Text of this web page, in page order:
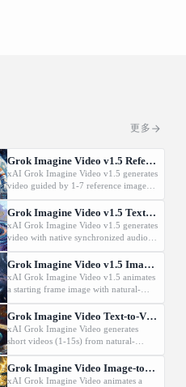
更多
Grok Imagine Video v1.5 Reference-to-Video
xAI Grok Imagine Video v1.5 generates
video guided by 1-7 reference images
plus an optional reference voice, with
native synchronized audio. Up to 15s at
480p or 720p.
Grok Imagine Video v1.5 Text-to-Video
xAI Grok Imagine Video v1.5 generates
video with native synchronized audio
from a text prompt alone. Up to 15s at
480p, 720p, or 1080p.
Grok Imagine Video v1.5 Image-to-Video
xAI Grok Imagine Video v1.5 animates
a starting frame image with natural-
language motion prompts at
480p/720p/1080P.
Grok Imagine Video Text-to-Video
xAI Grok Imagine Video generates
short videos (1-15s) from natural-
language prompts at 480p or 720p.
Grok Imagine Video Image-to-Video
xAI Grok Imagine Video animates a